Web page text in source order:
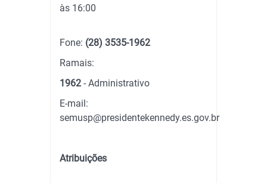
às 16:00
Fone: (28) 3535-1962
Ramais:
1962 - Administrativo
E-mail:
semusp@presidentekennedy.es.gov.br
Atribuições